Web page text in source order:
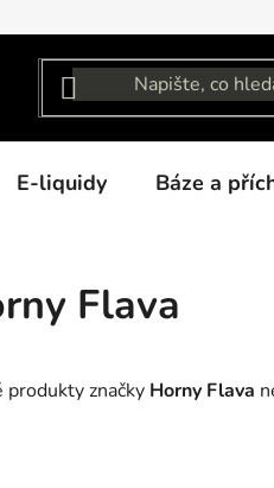
E-liquidy Báze a
Flava
produkty značky Horny Flava